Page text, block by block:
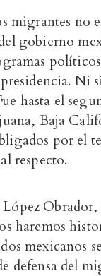
migrantes no
gobierno
Ni
hasta el
Baja
por el
respecto.
haremos
mexicanos
defensa del